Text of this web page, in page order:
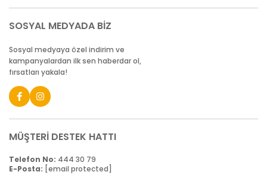
SOSYAL MEDYADA BİZ
Sosyal medyaya özel indirim ve
kampanyalardan ilk sen haberdar ol,
fırsatları yakala!
MÜŞTERİ DESTEK HATTI
Telefon No: 444 30 79
E-Posta: [email protected]